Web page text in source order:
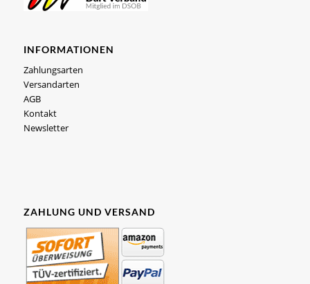
INFORMATIONEN
Zahlungsarten
Versandarten
AGB
Kontakt
Newsletter
ZAHLUNG UND VERSAND